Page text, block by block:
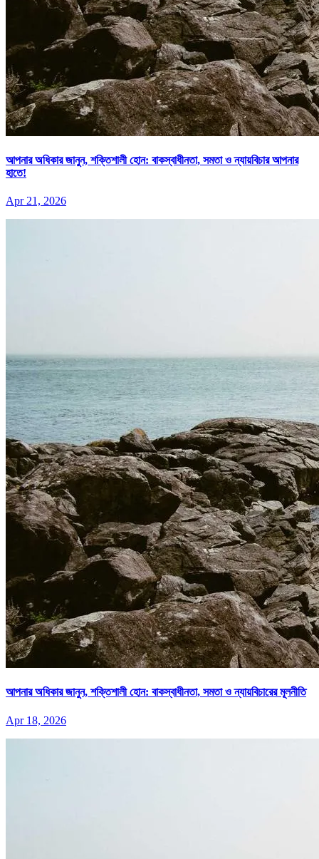
আপনার অধিকার জানুন, শক্তিশালী হোন: বাকস্বাধীনতা, সমতা ও ন্যায়বিচার আপনার
হাতে!
Apr 21, 2026
আপনার অধিকার জানুন, শক্তিশালী হোন: বাকস্বাধীনতা, সমতা ও ন্যায়বিচারের মূলনীতি
Apr 18, 2026